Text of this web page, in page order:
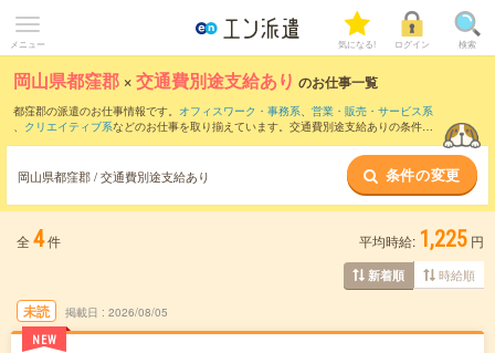
メニュー 気になる! ログイン 検索
岡山県都窪郡 ×交通費別途支給あり のお仕事一覧
都窪郡の派遣のお仕事情報です。 オフィスワーク・事務系、 営業・販売・サービス系
、 クリエイティブ系などのお仕事を取り揃えています。交通費別途支給ありの条件の
岡山県都窪郡 / 交通費別途支給あり 条件の変更
全 4件 平均時給: 1,225 円
新着順 時給順
未読
NEW
掲載日 2026/08/05